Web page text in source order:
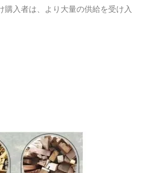
入者は、より大量の供給を受け入